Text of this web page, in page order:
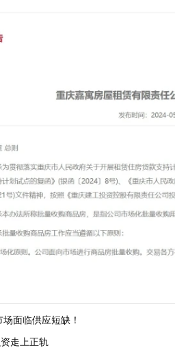
面临供应短缺！
走上正轨